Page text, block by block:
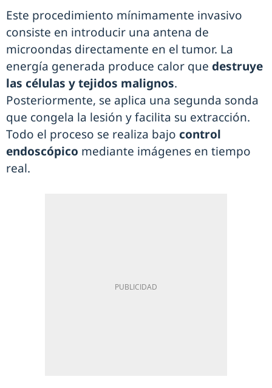
Este procedimiento mínimamente invasivo
consiste en introducir una antena de
microondas directamente en el tumor. La
energía generada produce calor que destruye
las células y tejidos malignos.
Posteriormente, se aplica una segunda sonda
que congela la lesión y facilita su extracción.
Todo el proceso se realiza bajo control
endoscópico mediante imágenes en tiempo
real.